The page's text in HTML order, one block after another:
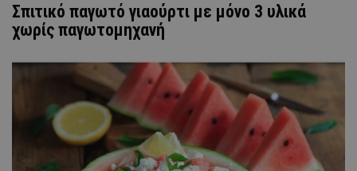
Σπιτικό παγωτό γιαούρτι με μόνο 3 υλικά
χωρίς παγωτομηχανή